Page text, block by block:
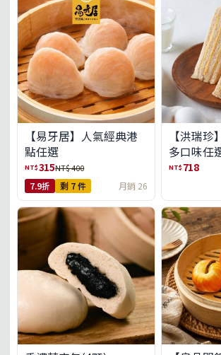
【易牙居】人氣經典港
點任選
NT$315NT$ 400
7.9折 剩 7 件 月銷 26
【洪瑞
多口味任
盒)(免運)
NT$ 718